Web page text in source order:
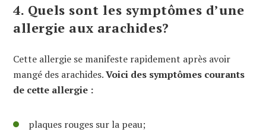
4. Quels sont les symptômes d’une
allergie aux arachides?
Cette allergie se manifeste rapidement après avoir
mangé des arachides.Voici des symptômes courants
de cette allergie :
plaques rouges sur la peau;